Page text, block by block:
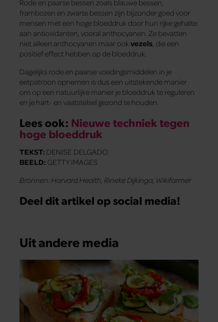
Rode en paarse bessen zoals blauwe bessen,
frambozen en zwarte bessen zijn bijzonder goed voor
mensen met een hoge bloeddruk door hun rijke gehalte
aan antioxidanten, vooral anthocyanen. Ze bevatten
niet alleen anthocyanen maar ook vezels , die een
positief effect hebben op de bloeddruk.
Dagelijks rode en paarse voedingsmiddelen in je
eetpatroon opnemen is dus een uitstekende manier
om op een natuurlijke manier je bloeddruk te reguleren
en je hart- en vaatstelsel gezond te houden.
Lees ook: Nieuwe techniek tegen
hoge bloeddruk
TEKST: DENISE DELGADO
BEELD: GETTY IMAGES
Bronnen: Harvard Health, Rineke Dijkinga, Wikifarmer
Deel dit artikel op social media!
Uit andere media